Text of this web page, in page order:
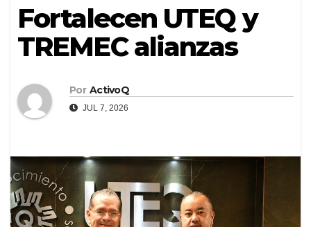
Fortalecen UTEQ y
TREMEC alianzas
Por ActivoQ
JUL 7, 2026